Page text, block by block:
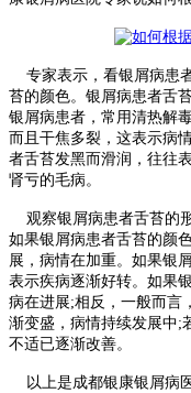
专家表示，看银屑病患
苔的颜色。银屑病患者舌
银屑病患者，常用清热解
而且干焦多裂，这表示病
者舌苔发黑而滑润，往往
肾亏的毛病。
观察银屑病患者舌苔的
如果银屑病患者舌苔的颜
展，病情在加重。如果银
表示疾病逐渐好转。如果
病在进展;相反，一般而言
渐变盛，病情持续发展中;
不适已逐渐改善。
以上是成都银康银屑病